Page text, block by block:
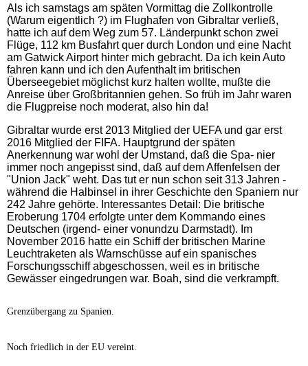
Als ich samstags am späten Vormittag die Zollkontrolle
(Warum eigentlich ?) im Flughafen von Gibraltar verließ,
hatte ich auf dem Weg zum 57. Länderpunkt schon zwei
Flüge, 112 km Busfahrt quer durch London und eine Nacht
am Gatwick Airport hinter mich gebracht. Da ich kein Auto
fahren kann und ich den Aufenthalt im britischen
Überseegebiet möglichst kurz halten wollte, mußte die
Anreise über Großbritannien gehen. So früh im Jahr waren
die Flugpreise noch moderat, also hin da!
Gibraltar wurde erst 2013 Mitglied der UEFA und gar erst
2016 Mitglied der FIFA. Hauptgrund der späten
Anerkennung war wohl der Umstand, daß die Spa- nier
immer noch angepisst sind, daß auf dem Affenfelsen der
"Union Jack" weht. Das tut er nun schon seit 313 Jahren -
während die Halbinsel in ihrer Geschichte den Spaniern nur
242 Jahre gehörte. Interessantes Detail: Die britische
Eroberung 1704 erfolgte unter dem Kommando eines
Deutschen (irgend- einer vonundzu Darmstadt). Im
November 2016 hatte ein Schiff der britischen Marine
Leuchtraketen als Warnschüsse auf ein spanisches
Forschungsschiff abgeschossen, weil es in britische
Gewässer eingedrungen war. Boah, sind die verkrampft.
Grenzübergang zu Spanien.
Noch friedlich in der EU vereint.